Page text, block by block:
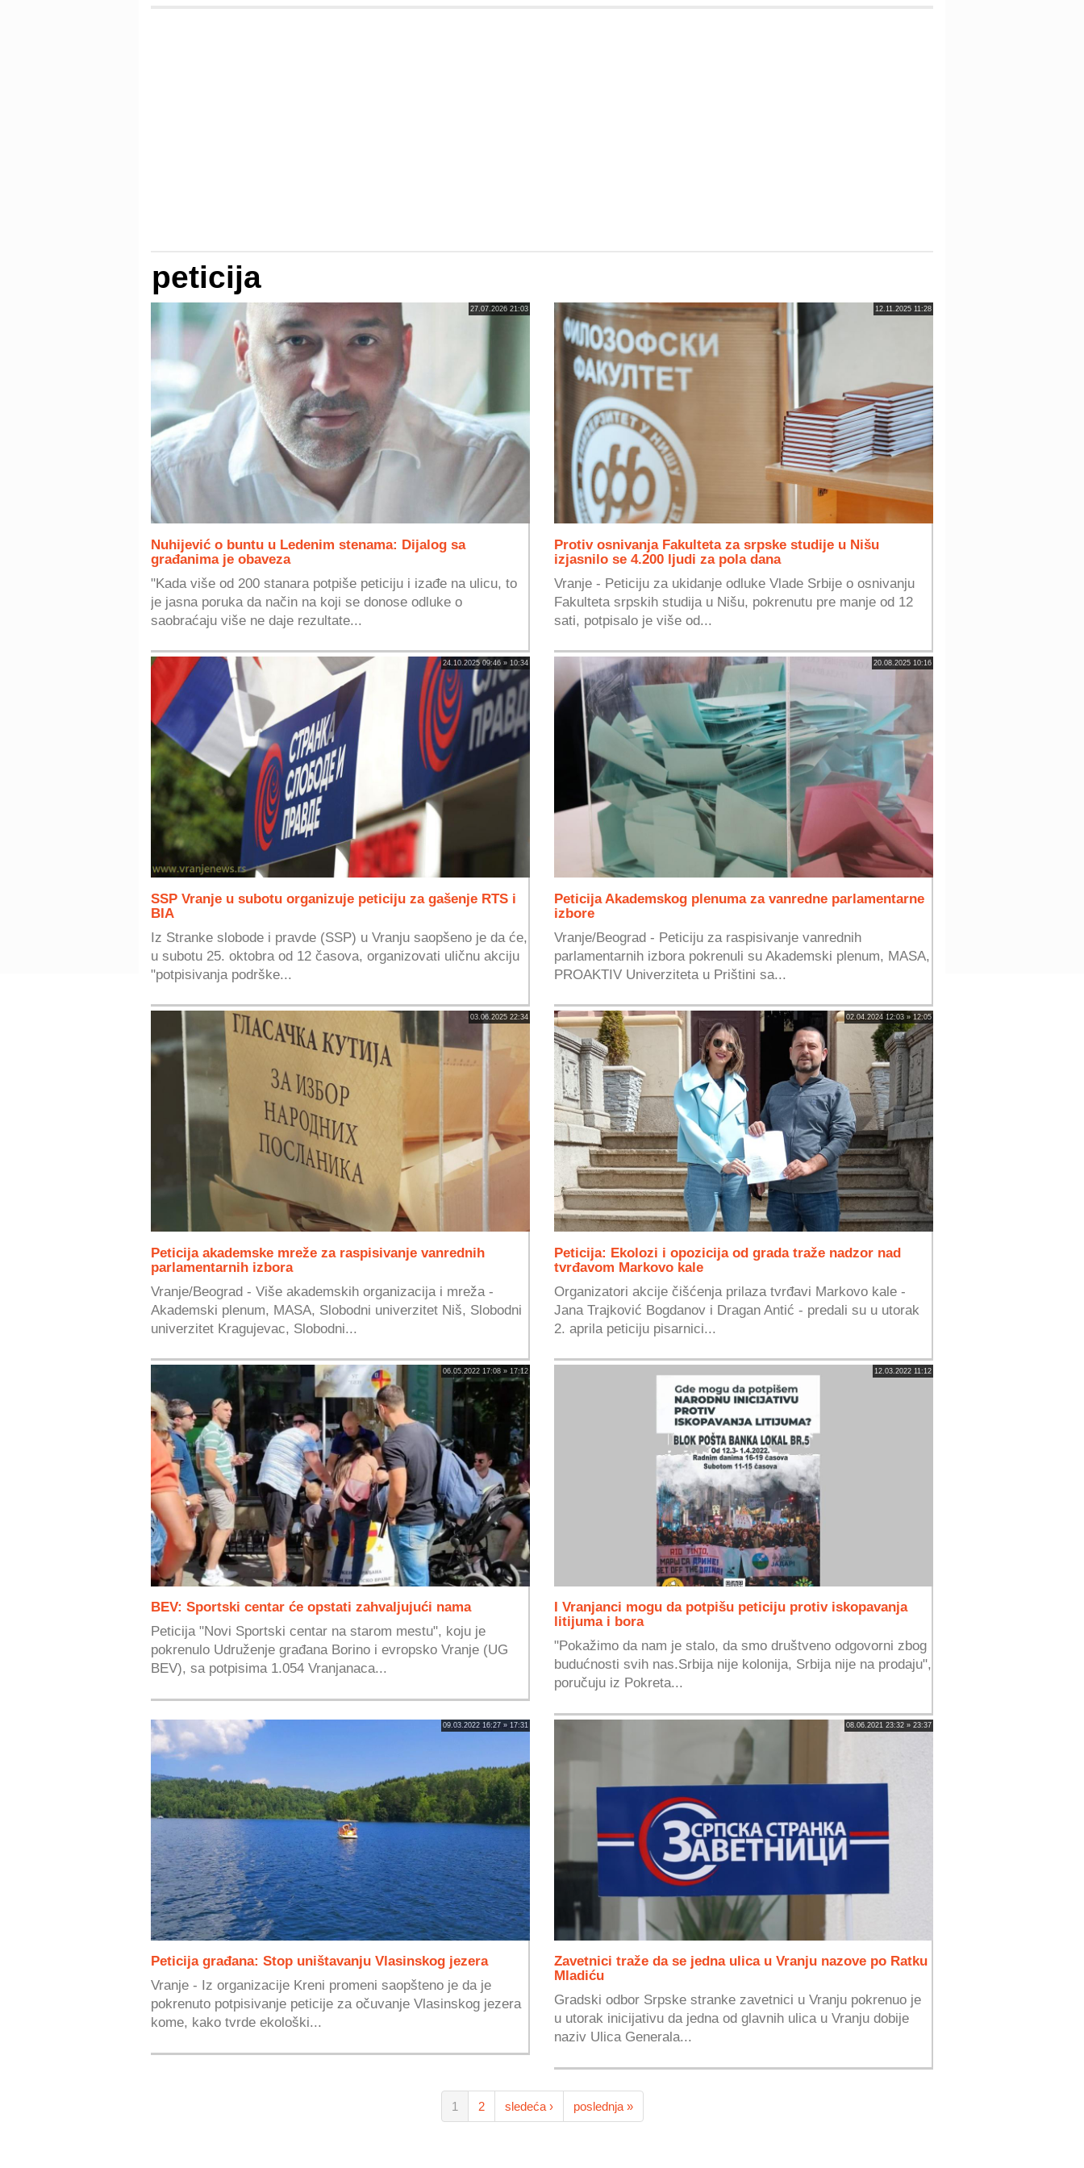
peticija
27.07.2026 21:03
Nuhijević o buntu u Ledenim stenama: Dijalog sa
građanima je obaveza
"Kada više od 200 stanara potpiše peticiju i izađe na ulicu, to
je jasna poruka da način na koji se donose odluke o
saobraćaju više ne daje rezultate...
12.11.2025 11:28
Protiv osnivanja Fakulteta za srpske studije u Nišu
izjasnilo se 4.200 ljudi za pola dana
Vranje - Peticiju za ukidanje odluke Vlade Srbije o osnivanju
Fakulteta srpskih studija u Nišu, pokrenutu pre manje od 12
sati, potpisalo je više od...
24.10.2025 09:46 » 10:34
SSP Vranje u subotu organizuje peticiju za gašenje RTS i
BIA
Iz Stranke slobode i pravde (SSP) u Vranju saopšeno je da će,
u subotu 25. oktobra od 12 časova, organizovati uličnu akciju
"potpisivanja podrške...
20.08.2025 10:16
Peticija Akademskog plenuma za vanredne parlamentarne
izbore
Vranje/Beograd - Peticiju za raspisivanje vanrednih
parlamentarnih izbora pokrenuli su Akademski plenum, MASA,
PROAKTIV Univerziteta u Prištini sa...
03.06.2025 22:34
Peticija akademske mreže za raspisivanje vanrednih
parlamentarnih izbora
Vranje/Beograd - Više akademskih organizacija i mreža -
Akademski plenum, MASA, Slobodni univerzitet Niš, Slobodni
univerzitet Kragujevac, Slobodni...
02.04.2024 12:03 » 12:05
Peticija: Ekolozi i opozicija od grada traže nadzor nad
tvrđavom Markovo kale
Organizatori akcije čišćenja prilaza tvrđavi Markovo kale -
Jana Trajković Bogdanov i Dragan Antić - predali su u utorak
2. aprila peticiju pisarnici...
06.05.2022 17:08 » 17:12
BEV: Sportski centar će opstati zahvaljujući nama
Peticija "Novi Sportski centar na starom mestu", koju je
pokrenulo Udruženje građana Borino i evropsko Vranje (UG
BEV), sa potpisima 1.054 Vranjanaca...
12.03.2022 11:12
I Vranjanci mogu da potpišu peticiju protiv iskopavanja
litijuma i bora
"Pokažimo da nam je stalo, da smo društveno odgovorni zbog
budućnosti svih nas.Srbija nije kolonija, Srbija nije na prodaju",
poručuju iz Pokreta...
09.03.2022 16:27 » 17:31
Peticija građana: Stop uništavanju Vlasinskog jezera
Vranje - Iz organizacije Kreni promeni saopšteno je da je
pokrenuto potpisivanje peticije za očuvanje Vlasinskog jezera
kome, kako tvrde ekološki...
08.06.2021 23:32 » 23:37
Zavetnici traže da se jedna ulica u Vranju nazove po Ratku
Mladiću
Gradski odbor Srpske stranke zavetnici u Vranju pokrenuo je
u utorak inicijativu da jedna od glavnih ulica u Vranju dobije
naziv Ulica Generala...
1 2 sledeća › poslednja »